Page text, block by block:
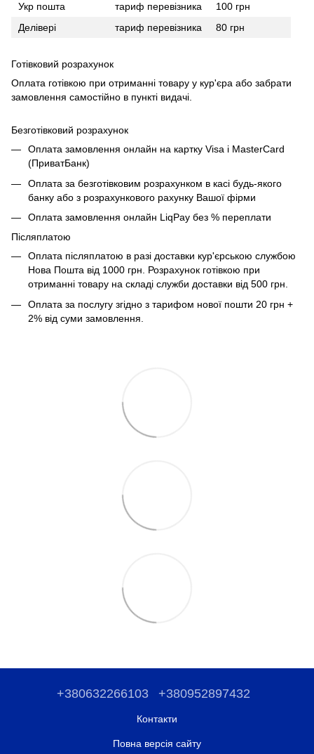
Укр пошта
тариф перевізника
100 грн
Делівері
тариф перевізника 80 грн
Готівковий розрахунок
Оплата готівкою при отриманні товару у кур'єра або забрати
замовлення самостійно в пункті видачі.
Безготівковий розрахунок
Оплата замовлення онлайн на картку Visa і MasterCard
(ПриватБанк)
Оплата за безготівковим розрахунком в касі будь-якого
банку або з розрахункового рахунку Вашої фірми
Оплата замовлення онлайн LiqPay без % переплати
Післяплатою
Оплата післяплатою в разі доставки кур'єрською службою
Нова Пошта від 1000 грн. Розрахунок готівкою при
отриманні товару на складі служби доставки від 500 грн.
Оплата за послугу згідно з тарифом нової пошти 20 грн +
2% від суми замовлення.
+380632266103 +380952897432
Контакти
Повна версія сайту